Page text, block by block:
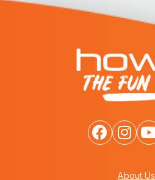
About Us